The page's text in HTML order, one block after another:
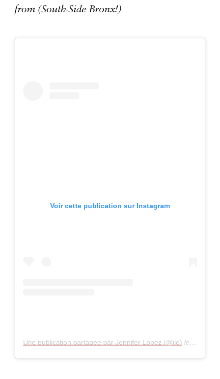
from (South-Side Bronx!)
Voir cette publication sur Instagram
Une publication partagée par Jennifer Lopez (@jlo) le il y a 7